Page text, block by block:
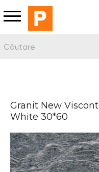
Granit New Viscont
White 30*60